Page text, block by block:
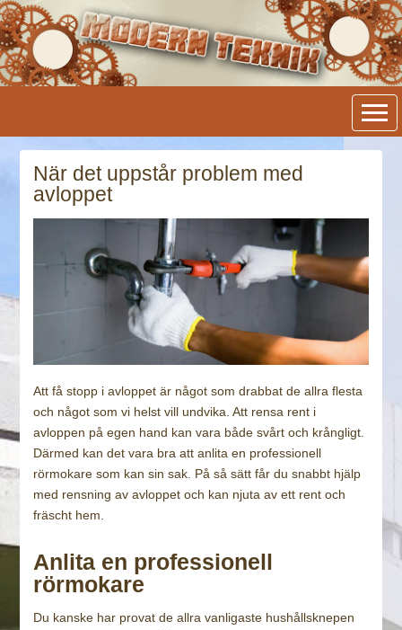
När det uppstår problem med
avloppet
Att få stopp i avloppet är något som drabbat de allra flesta
och något som vi helst vill undvika. Att rensa rent i
avloppen på egen hand kan vara både svårt och krångligt.
Därmed kan det vara bra att anlita en professionell
rörmokare som kan sin sak. På så sätt får du snabbt hjälp
med rensning av avloppet och kan njuta av ett rent och
fräscht hem.
Anlita en professionell
rörmokare
Du kanske har provat de allra vanligaste hushållsknepen